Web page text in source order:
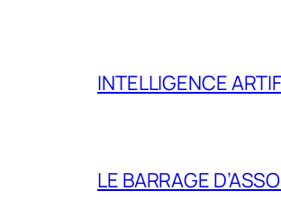
INTELLIGENCE
LE BARRAGE